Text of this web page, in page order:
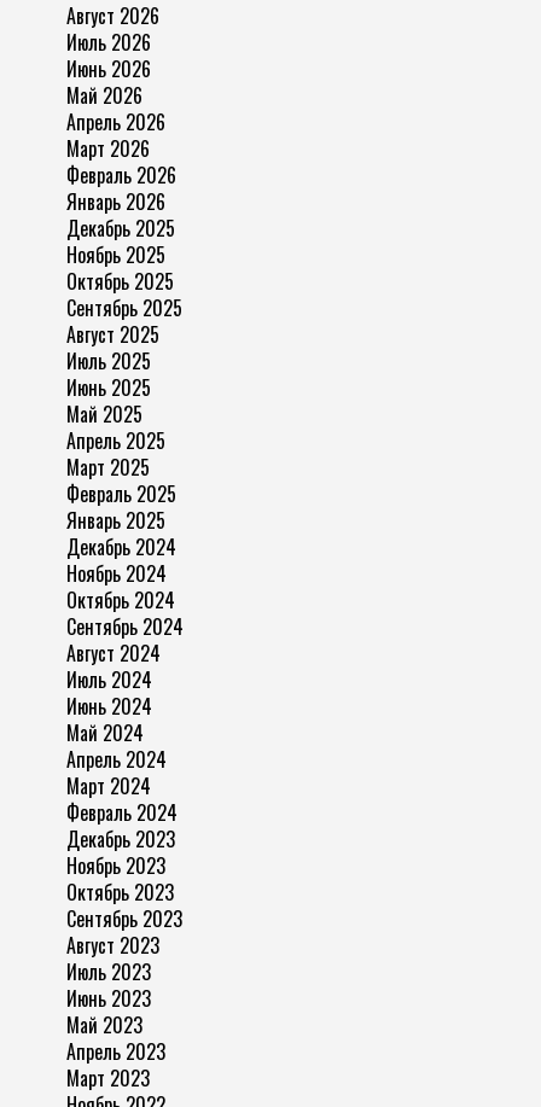
Август 2026
Июль 2026
Июнь 2026
Май 2026
Апрель 2026
Март 2026
Февраль 2026
Январь 2026
Декабрь 2025
Ноябрь 2025
Октябрь 2025
Сентябрь 2025
Август 2025
Июль 2025
Июнь 2025
Май 2025
Апрель 2025
Март 2025
Февраль 2025
Январь 2025
Декабрь 2024
Ноябрь 2024
Октябрь 2024
Сентябрь 2024
Август 2024
Июль 2024
Июнь 2024
Май 2024
Апрель 2024
Март 2024
Февраль 2024
Декабрь 2023
Ноябрь 2023
Октябрь 2023
Сентябрь 2023
Август 2023
Июль 2023
Июнь 2023
Май 2023
Апрель 2023
Март 2023